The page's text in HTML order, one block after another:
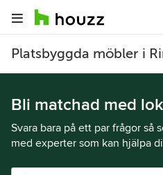
Platsbyggda möbler i
Bli matchad med
Svara bara på ett par frågor så
med experter som kan hjälpa